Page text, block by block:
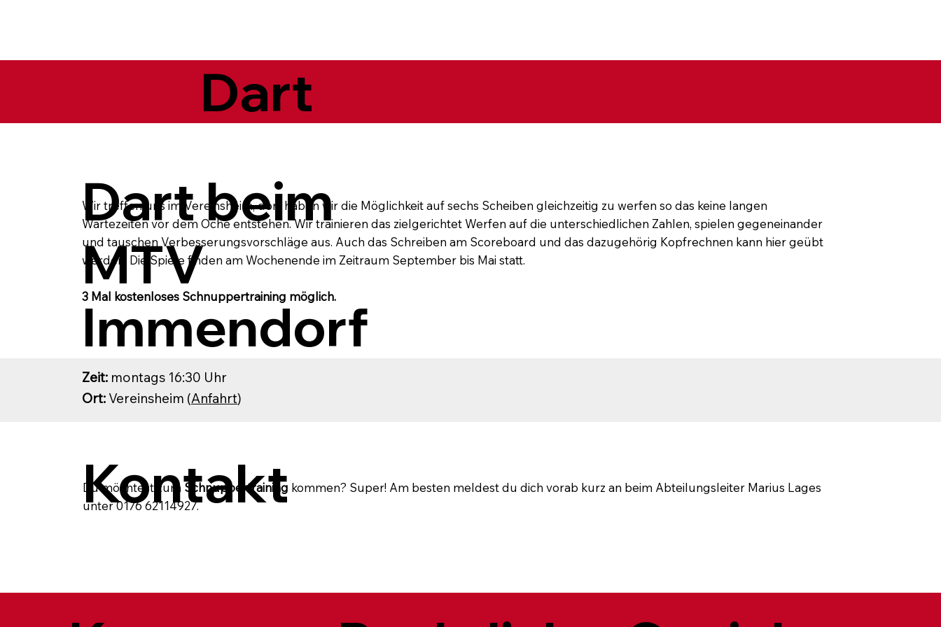
Dart
Wir treffen uns im Vereinsheim, dort haben wir die Möglichkeit auf sechs Scheiben gleichzeitig zu werfen so das keine langen
Wartezeiten vor dem Oche entstehen. Wir trainieren das zielgerichtet Werfen auf die unterschiedlichen Zahlen, spielen gegeneinander
und tauschen Verbesserungsvorschläge aus. Auch das Schreiben am Scoreboard und das dazugehörig Kopfrechnen kann hier geübt
werden. Die Spiele finden am Wochenende im Zeitraum September bis Mai statt.
3 Mal kostenloses Schnuppertraining möglich.
Dart beim
MTV
Immendorf
Zeit: montags 16:30 Uhr
Ort: Vereinsheim (Anfahrt)
Du möchtest zum Schnuppertraining kommen? Super! Am besten meldest du dich vorab kurz an beim Abteilungsleiter Marius Lages
unter 0176 62114927.
Kontakt